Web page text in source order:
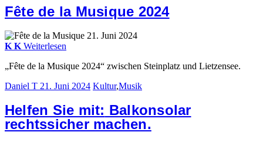
Fête de la Musique 2024
K K Weiterlesen
„Fête de la Musique 2024“ zwischen Steinplatz und Lietzensee.
Daniel T 21. Juni 2024 Kultur,Musik
Helfen Sie mit: Balkonsolar
rechtssicher machen.